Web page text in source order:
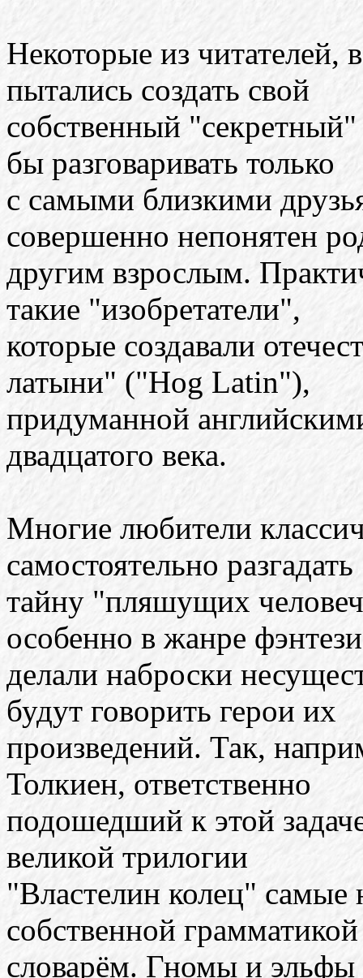
Некоторые из читателей,
пытались создать свой
собственный
бы разговаривать только
с самыми близкими
совершенно непонятен
другим взрослым.
такие "изобретатели",
которые создавали
латыни" ("Hog Latin"),
придуманной
двадцатого века.
Многие любители
самостоятельно разгадать
тайну "пляшущих
особенно в жанре
делали наброски
будут говорить герои их
произведений. Так,
Толкиен, ответственно
подошедший к этой
великой трилогии
"Властелин колец" самые
собственной
словарём. Гномы и эльфы